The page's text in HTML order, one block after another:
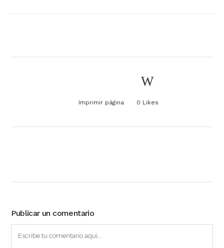
Imprimir página 0 Likes
Publicar un comentario